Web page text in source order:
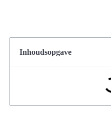
Inhoudsopgave